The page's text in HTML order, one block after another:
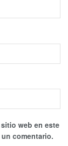
web en este
comentario.